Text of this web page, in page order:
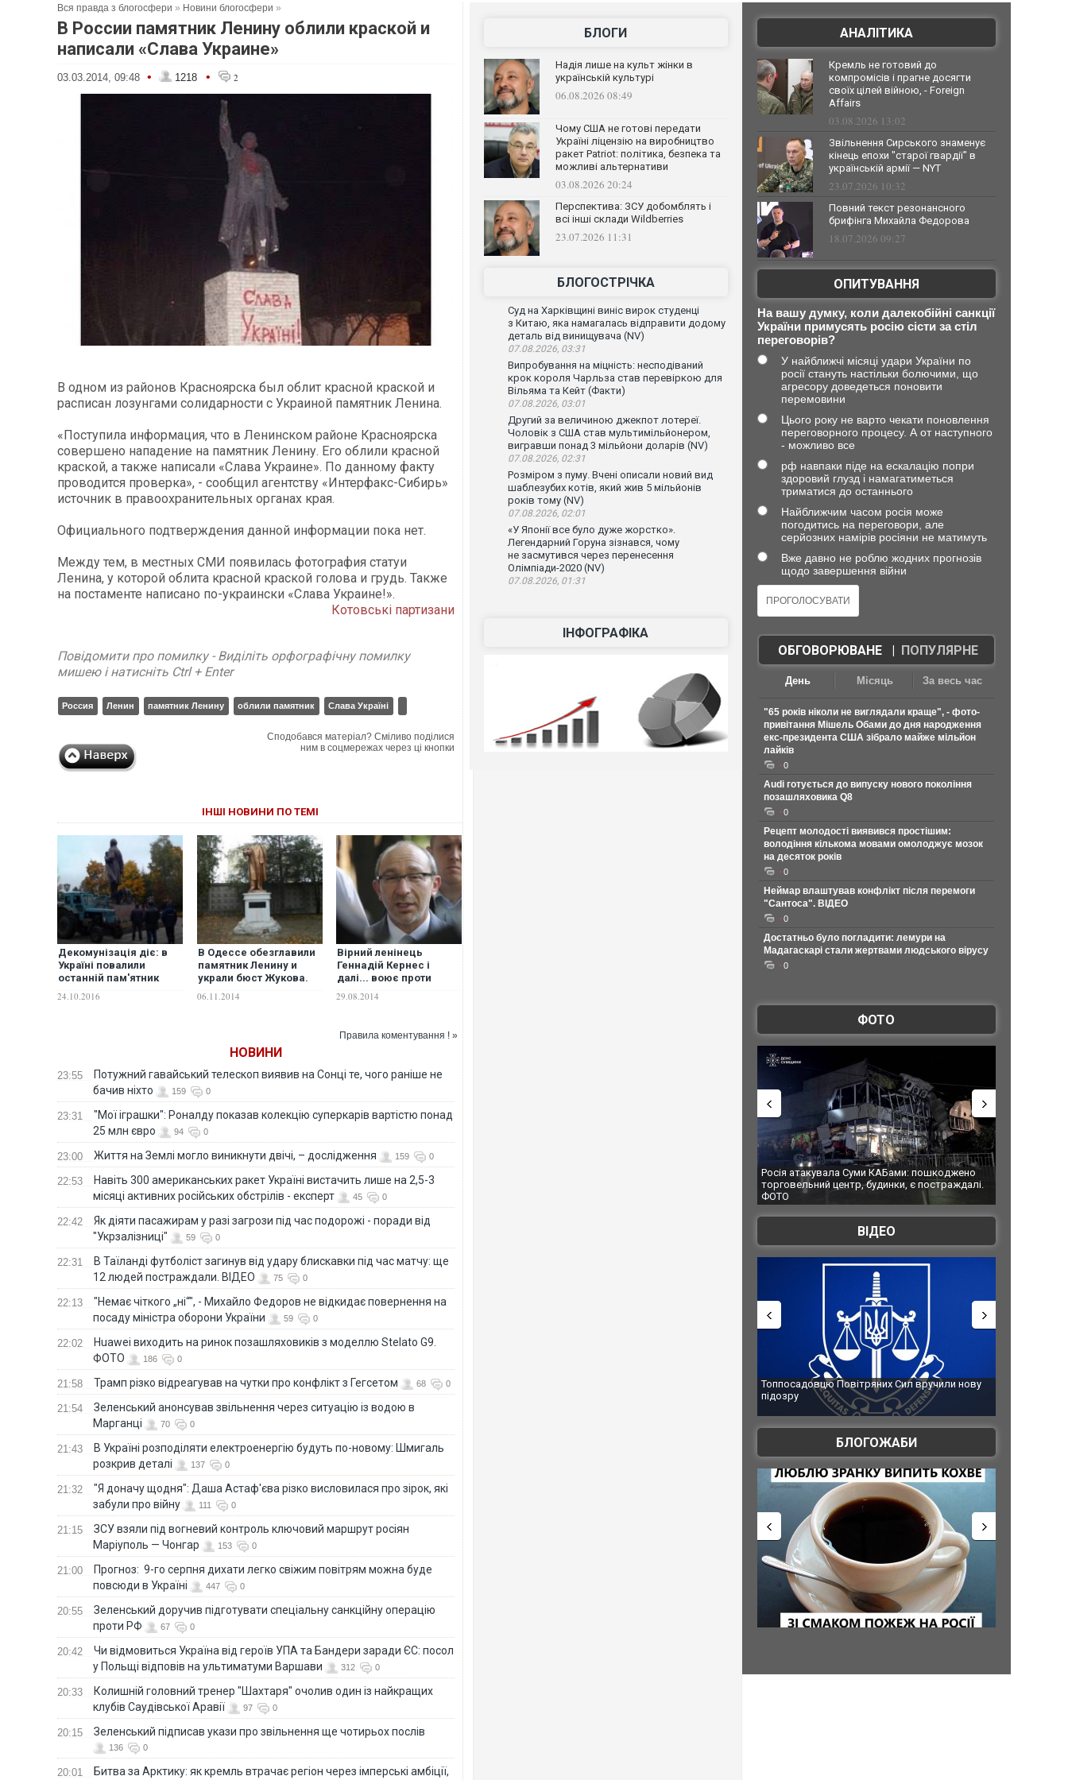
Вся правда з блогосфери » Новини блогосфери »
В России памятник Ленину облили краской и
написали «Слава Украине»
03.03.2014, 09:48 • 1218 • 2
В одном из районов Красноярска был облит красной краской и
расписан лозунгами солидарности с Украиной памятник Ленина.
«Поступила информация, что в Ленинском районе Красноярска
совершено нападение на памятник Ленину. Его облили красной
краской, а также написали «Слава Украине». По данному факту
проводится проверка», - сообщил агентству «Интерфакс-Сибирь»
источник в правоохранительных органах края.
Официального подтверждения данной информации пока нет.
Между тем, в местных СМИ появилась фотография статуи
Ленина, у которой облита красной краской голова и грудь. Также
на постаменте написано по-украински «Слава Украине!».
Котовські партизани
Повідомити про помилку - Виділіть орфографічну помилку
мишею і натисніть Ctrl + Enter
Россия Ленин памятник Ленину облили памятник Слава Україні
Сподобався матеріал? Сміливо поділися
ним в соцмережах через ці кнопки
ІНШІ НОВИНИ ПО ТЕМІ
Декомунізація діє: в
Україні повалили
останній пам'ятник
24.10.2016
В Одессе обезглавили
памятник Ленину и
украли бюст Жукова.
06.11.2014
Вірний ленінець
Геннадій Кернес і
далі... воює проти
29.08.2014
Правила коментування ! »
НОВИНИ
23:55
Потужний гавайський телескоп виявив на Сонці те, чого раніше не
бачив ніхто
159 0
23:31
"Мої іграшки": Роналду показав колекцію суперкарів вартістю понад
25 млн євро
94 0
23:00 Життя на Землі могло виникнути двічі, – дослідження 159 0
22:53
Навіть 300 американських ракет Україні вистачить лише на 2,5-3
місяці активних російських обстрілів - експерт
45 0
22:42
Як діяти пасажирам у разі загрози під час подорожі - поради від
"Укрзалізниці"
59 0
22:31
В Таїланді футболіст загинув від удару блискавки під час матчу: ще
12 людей постраждали. ВІДЕО
75 0
22:13
"Немає чіткого „ні“", - Михайло Федоров не відкидає повернення на
посаду міністра оборони України
59 0
22:02
Huawei виходить на ринок позашляховиків з моделлю Stelato G9.
ФОТО
186 0
21:58 Трамп різко відреагував на чутки про конфлікт з Гегсетом 68 0
21:54
Зеленський анонсував звільнення через ситуацію із водою в
Марганці
70 0
21:43
В Україні розподіляти електроенергію будуть по-новому: Шмигаль
розкрив деталі
137 0
21:32
"Я доначу щодня": Даша Астаф'єва різко висловилася про зірок, які
забули про війну
111 0
21:15
ЗСУ взяли під вогневий контроль ключовий маршрут росіян
Маріуполь — Чонгар
153 0
21:00
Прогноз: 9-го серпня дихати легко свіжим повітрям можна буде
повсюди в Україні
447 0
20:55
Зеленський доручив підготувати спеціальну санкційну операцію
проти РФ
67 0
20:42
Чи відмовиться Україна від героїв УПА та Бандери заради ЄС: посол
у Польщі відповів на ультиматуми Варшави
312 0
20:33
Колишній головний тренер "Шахтаря" очолив один із найкращих
клубів Саудівської Аравії
97 0
20:15 Зеленський підписав укази про звільнення ще чотирьох послів
136 0
20:01 Битва за Арктику: як кремль втрачає регіон через імперські амбіції,
БЛОГИ
Надія лише на культ жінки в
українській культурі
06.08.2026 08:49
Чому США не готові передати
Україні ліцензію на виробництво
ракет Patriot: політика, безпека та
можливі альтернативи
03.08.2026 20:24
Перспектива: ЗСУ добомблять і
всі інші склади Wildberries
23.07.2026 11:31
БЛОГОСТРІЧКА
Суд на Харківщині виніс вирок студенці
з Китаю, яка намагалась відправити додому
деталь від винищувача (NV)
07.08.2026, 03:31
Випробування на міцність: несподіваний
крок короля Чарльза став перевіркою для
Вільяма та Кейт (Факти)
07.08.2026, 03:01
Другий за величиною джекпот лотереї.
Чоловік з США став мультимільйонером,
вигравши понад 3 мільйони доларів (NV)
07.08.2026, 02:31
Розміром з пуму. Вчені описали новий вид
шаблезубих котів, який жив 5 мільйонів
років тому (NV)
07.08.2026, 02:01
«У Японії все було дуже жорстко».
Легендарний Горуна зізнався, чому
не засмутився через перенесення
Олімпіади-2020 (NV)
07.08.2026, 01:31
ІНФОГРАФІКА
АНАЛІТИКА
Кремль не готовий до
компромісів і прагне досягти
своїх цілей війною, - Foreign
Affairs
03.08.2026 13:02
Звільнення Сирського знаменує
кінець епохи "старої гвардії" в
українській армії — NYT
23.07.2026 10:32
Повний текст резонансного
брифінга Михайла Федорова
18.07.2026 09:27
ОПИТУВАННЯ
На вашу думку, коли далекобійні санкції
України примусять росію сісти за стіл
переговорів?
У найближчі місяці удари України по
росії стануть настільки болючими, що
агресору доведеться поновити
перемовини
Цього року не варто чекати поновлення
переговорного процесу. А от наступного
- можливо все
рф навпаки піде на ескалацію попри
здоровий глузд і намагатиметься
триматися до останнього
Найближчим часом росія може
погодитись на переговори, але
серйозних намірів росіяни не матимуть
Вже давно не роблю жодних прогнозів
щодо завершення війни
ОБГОВОРЮВАНЕ| ПОПУЛЯРНЕ
День Місяць За весь час
"65 років ніколи не виглядали краще", - фото-
привітання Мішель Обами до дня народження
екс-президента США зібрало майже мільйон
лайків
0
Audi готується до випуску нового покоління
позашляховика Q8
0
Рецепт молодості виявився простішим:
володіння кількома мовами омолоджує мозок
на десяток років
0
Неймар влаштував конфлікт після перемоги
"Сантоса". ВІДЕО
0
Достатньо було погладити: лемури на
Мадагаскарі стали жертвами людського вірусу
0
ФОТО
Росія атакувала Суми КАБами: пошкоджено
торговельний центр, будинки, є постраждалі.
Українські
під час ліквідації
Франції
ВІДЕО
Топпосадовцю Повітряних Сил вручили нову
Сили оборони уразили
БЛОГОЖАБИ